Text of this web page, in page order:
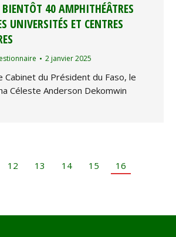
BIENTÔT 40 AMPHITHÉÂTRES
UNIVERSITÉS ET CENTRES
2 janvier 2025
Cabinet du Président du Faso, le
Céleste Anderson Dekomwin
12 13 14 15 16